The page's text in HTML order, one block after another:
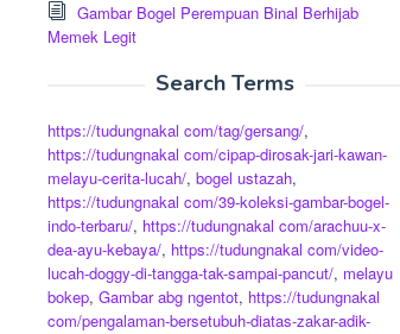
Gambar Bogel Perempuan Binal Berhijab
Memek Legit
Search Terms
https://tudungnakal com/tag/gersang/,
https://tudungnakal com/cipap-dirosak-jari-kawan-
melayu-cerita-lucah/,bogel ustazah,
https://tudungnakal com/39-koleksi-gambar-bogel-
indo-terbaru/, https://tudungnakal com/arachuu-x-
dea-ayu-kebaya/, https://tudungnakal com/video-
lucah-doggy-di-tangga-tak-sampai-pancut/, melayu
bokep,Gambar abg ngentot, https://tudungnakal
com/pengalaman-bersetubuh-diatas-zakar-adik-